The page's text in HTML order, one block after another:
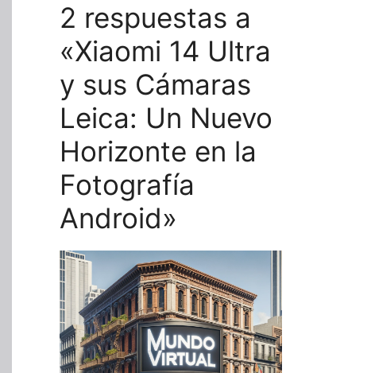
2 respuestas a
«Xiaomi 14 Ultra
y sus Cámaras
Leica: Un Nuevo
Horizonte en la
Fotografía
Android»